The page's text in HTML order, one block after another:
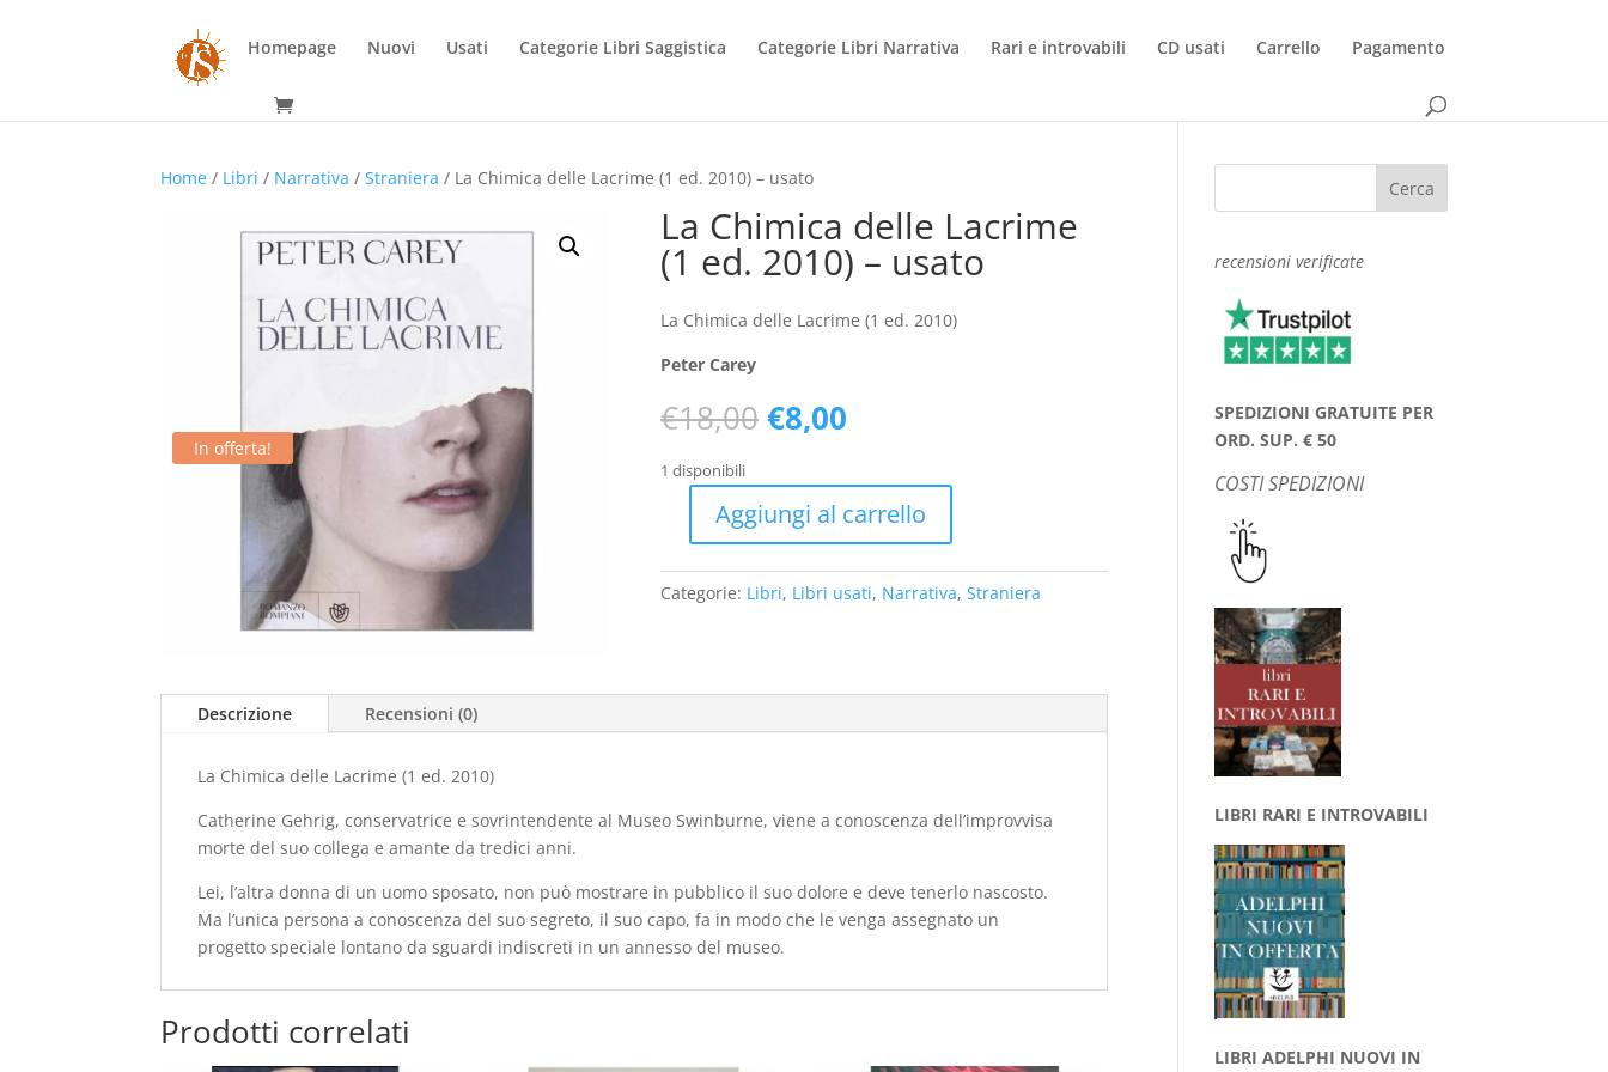
Homepage Nuovi Usati Categorie Libri Saggistica Categorie Libri Narrativa Rari e introvabili CD usati Carrello Pagamento
Home / Libri / Narrativa /Straniera / La Chimica delle Lacrime (1 ed. 2010) – usato
In offerta!
La Chimica delle Lacrime
(1 ed. 2010) – usato
La Chimica delle Lacrime (1 ed. 2010)
Peter Carey
€18,00Il
prezzo
era:
€18,00.
€8,00Il
è:
€8,00.
1 disponibili
delle
Lacrime
2010)
Aggiungi al carrello
Categorie: Libri, Libri usati, Narrativa, Straniera
Descrizione Recensioni (0)
La Chimica delle Lacrime (1 ed. 2010)
Catherine Gehrig, conservatrice e sovrintendente al Museo Swinburne, viene a conoscenza dell’improvvisa
morte del suo collega e amante da tredici anni.
Lei, l’altra donna di un uomo sposato, non può mostrare in pubblico il suo dolore e deve tenerlo nascosto.
Ma l’unica persona a conoscenza del suo segreto, il suo capo, fa in modo che le venga assegnato un
progetto speciale lontano da sguardi indiscreti in un annesso del museo.
Prodotti correlati
recensioni verificate
SPEDIZIONI GRATUITE PER
ORD. SUP. € 50
COSTI SPEDIZIONI
LIBRI RARI E INTROVABILI
LIBRI ADELPHI NUOVI IN